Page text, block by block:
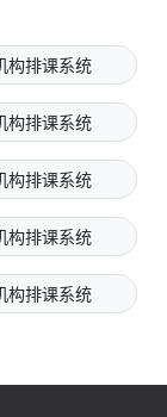
构排课系统
构排课系统
构排课系统
构排课系统
构排课系统